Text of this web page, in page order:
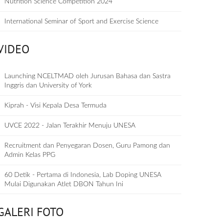
Nutrition Science Competition 2024
International Seminar of Sport and Exercise Science
Launching NCELTMAD oleh Jurusan Bahasa dan Sastra
Inggris dan University of York
Kiprah - Visi Kepala Desa Termuda
UVCE 2022 - Jalan Terakhir Menuju UNESA
Recruitment dan Penyegaran Dosen, Guru Pamong dan
Admin Kelas PPG
60 Detik - Pertama di Indonesia, Lab Doping UNESA
Mulai Digunakan Atlet DBON Tahun Ini
FOTO